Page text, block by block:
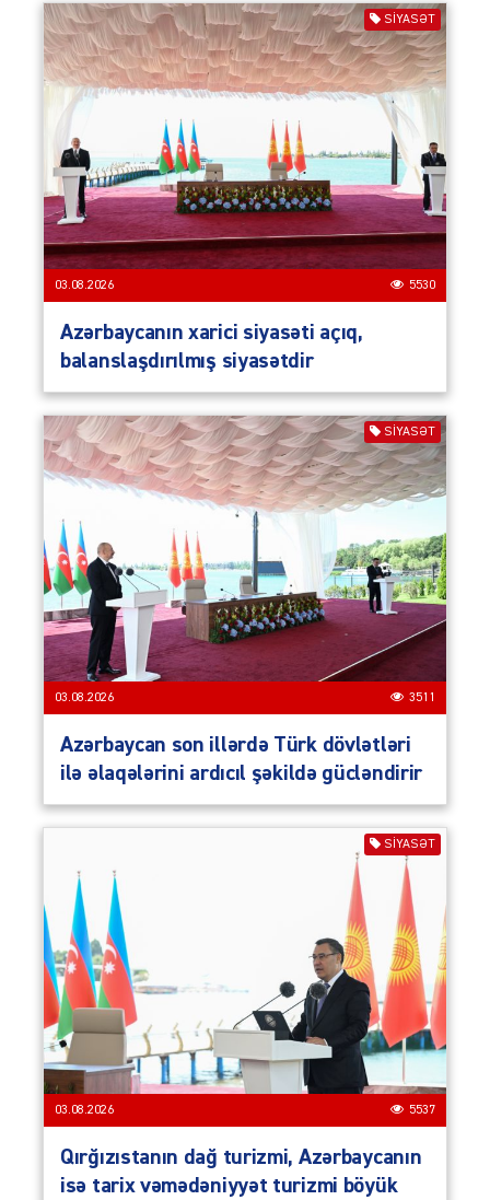
SIYASƏT
03.08.2026 5530
Azərbaycanın xarici siyasəti açıq,
balanslaşdırılmış siyasətdir
SIYASƏT
03.08.2026 3511
Azərbaycan son illərdə Türk dövlətləri
ilə əlaqələrini ardıcıl şəkildə gücləndirir
SIYASƏT
03.08.2026 5537
Qırğızıstanın dağ turizmi, Azərbaycanın
isə tarix vəmədəniyyət turizmi böyük